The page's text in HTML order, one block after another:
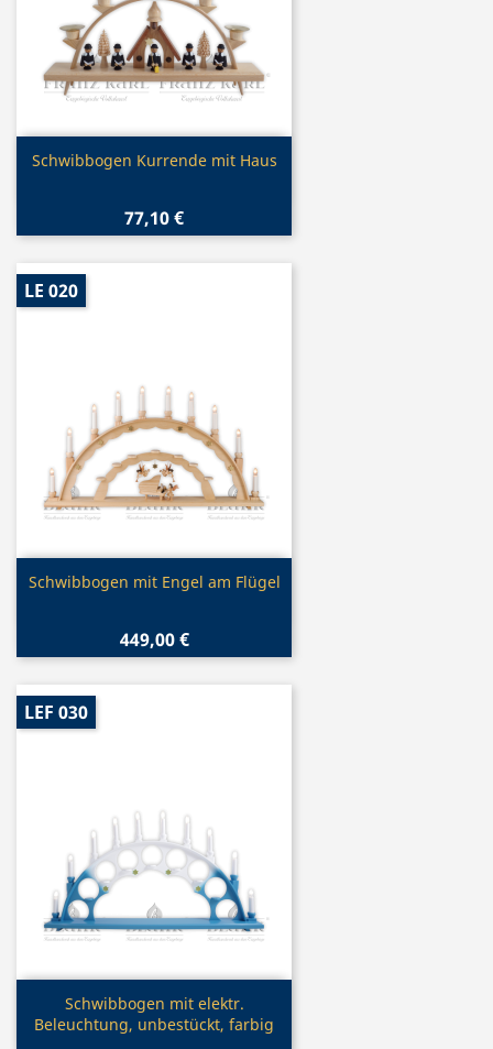
Vorschau
Schwibbogen Kurrende mit Haus
77,10 €
Vorschau
Schwibbogen mit Engel am Flügel
449,00 €
LE 020
Vorschau
Schwibbogen mit elektr.
Beleuchtung, unbestückt, farbig
LEF 030